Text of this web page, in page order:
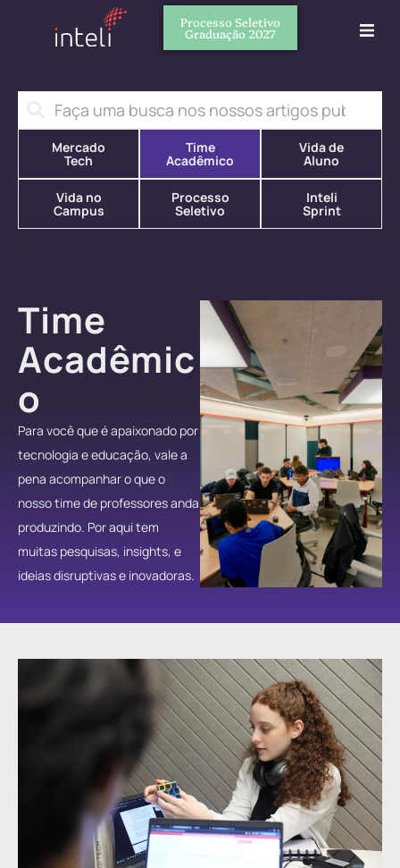
Processo Seletivo
Graduação 2027
Mercado
Tech
Time
Acadêmico
Vida de
Aluno
Vida no
Campus
Processo
Seletivo
Inteli
Sprint
Time
Acadêmic
o
Para você que é apaixonado por
tecnologia e educação, vale a
pena acompanhar o que o
nosso time de professores anda
produzindo. Por aqui tem
muitas pesquisas, insights, e
ideias disruptivas e inovadoras.